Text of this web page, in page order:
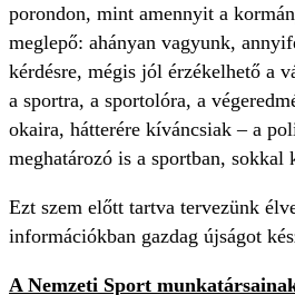
porondon, mint amennyit a
meglepő: ahányan vagyunk,
kérdésre, mégis jól érzékelhető a
a sportra, a sportolóra, a
okaira, hátterére kíváncsiak – a
meghatározó is a sportban, sokkal
Ezt szem előtt tartva tervezünk
információkban gazdag újságot
A Nemzeti Sport